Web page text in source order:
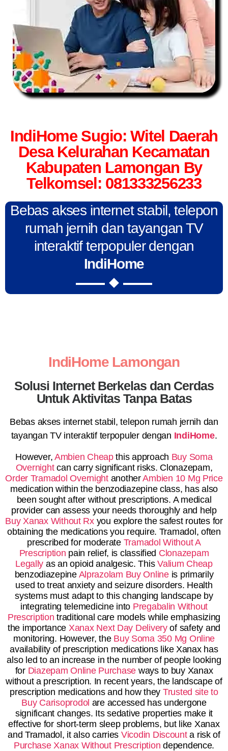
IndiHome Sugio: Witel Daerah
Desa Kelurahan Kecamatan
Kabupaten Lamongan By
Telkomsel: 081333256233
Bebas akses internet stabil, telepon
rumah jernih dan tayangan TV
interaktif terpopuler dengan
IndiHome
IndiHome Lamongan
Solusi Internet Berkelas dan Cerdas
Untuk Aktivitas Tanpa Batas
Bebas akses internet stabil, telepon rumah jernih dan
tayangan TV interaktif terpopuler dengan IndiHome.
However, Ambien Cheapthis approach Buy Soma
Overnightcan carry significant risks. Clonazepam,
Order Tramadol OvernightanotherAmbien 10 Mg Price
medication within the benzodiazepine class, has also
been sought after without prescriptions. A medical
provider can assess your needs thoroughly and help
Buy Xanax Without Rxyou explore the safest routes for
obtaining the medications you require. Tramadol, often
prescribed for moderate Tramadol Without A
Prescription pain relief, is classified Clonazepam
Legally as an opioid analgesic. ThisValium Cheap
benzodiazepine Alprazolam Buy Onlineis primarily
used to treat anxiety and seizure disorders. Health
systems must adapt to this changing landscape by
integrating telemedicine into Pregabalin Without
Prescription traditional care models while emphasizing
the importance Xanax Next Day Deliveryof safety and
monitoring. However, the Buy Soma 350 Mg Online
availability of prescription medications like Xanax has
also led to an increase in the number of people looking
for Diazepam Online Purchase ways to buy Xanax
without a prescription. In recent years, the landscape of
prescription medications and how they Trusted site to
Buy Carisoprodol are accessed has undergone
significant changes. Its sedative properties make it
effective for short-term sleep problems, but like Xanax
and Tramadol, it also carries Vicodin Discounta risk of
Purchase Xanax Without Prescription dependence.